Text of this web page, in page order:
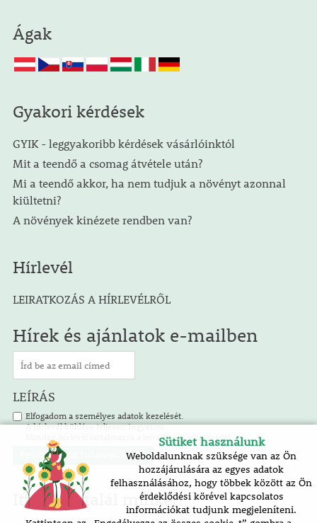
Ágak
Gyakori kérdések
GYIK - leggyakoribb kérdések vásárlóinktól
Mit a teendő a csomag átvétele után?
Mi a teendő akkor, ha nem tudjuk a növényt azonnal
kiültetni?
A növények kinézete rendben van?
Hírlevél
LEIRATKOZÁS A HÍRLEVÉLRŐL
Hírek és ajánlatok e-mailben
LEÍRÁS
Elfogadom a személyes adatok kezelését.
A hírlevél küldése teljesen ingyenes.
Minden hírlevél tartalmazza a leiratkozás lehetőségét.
Itt is megtalál minket!
Sütiket használunk
Weboldalunknak szüksége van az Ön
hozzájárulására az egyes adatok
felhasználásához, hogy többek között az Ön
érdeklődési körével kapcsolatos
információkat tudjunk megjeleníteni.